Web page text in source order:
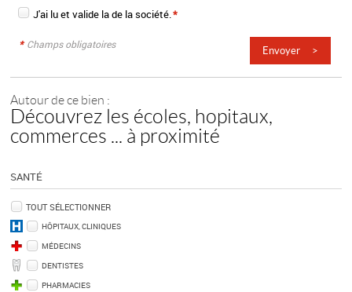
J'ai lu et valide lade la société.*
* Champs obligatoires
Autour de ce bien :
Découvrez les écoles, hopitaux,
commerces ... à proximité
SANTÉ
TOUT SÉLECTIONNER
HÔPITAUX, CLINIQUES
MÉDECINS
DENTISTES
PHARMACIES